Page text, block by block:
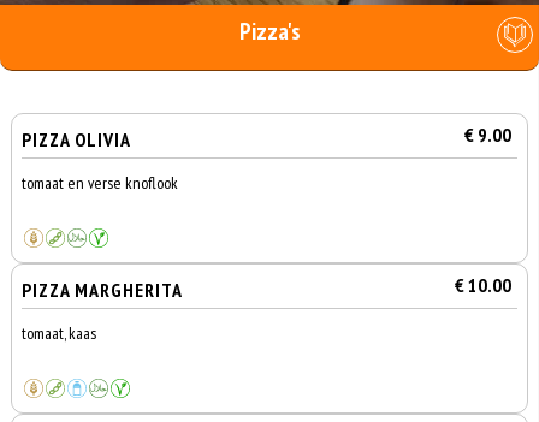
Pizza's
PIZZA OLIVIA € 9.00
tomaat en verse knoflook
PIZZA MARGHERITA € 10.00
tomaat, kaas